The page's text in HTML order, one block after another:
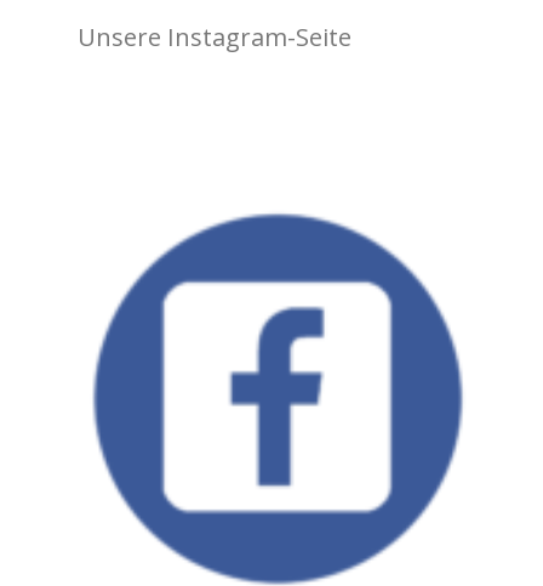
Unsere Instagram-Seite